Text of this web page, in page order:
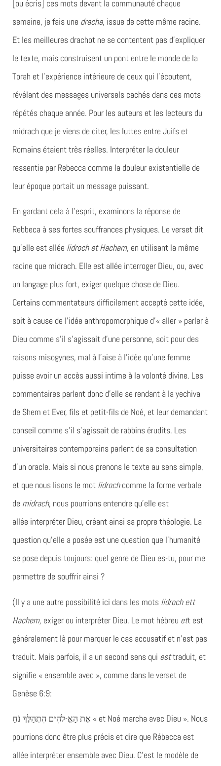
[ou écris] ces mots devant la communauté chaque
semaine, je fais une dracha, issue de cette même racine.
Et les meilleures drachot ne se contentent pas d’expliquer
le texte, mais construisent un pont entre le monde de la
Torah et l’expérience intérieure de ceux qui l’écoutent,
révélant des messages universels cachés dans ces mots
répétés chaque année. Pour les auteurs et les lecteurs du
midrach que je viens de citer, les luttes entre Juifs et
Romains étaient très réelles. Interpréter la douleur
ressentie par Rebecca comme la douleur existentielle de
leur époque portait un message puissant.
En gardant cela à l’esprit, examinons la réponse de
Rebbeca à ses fortes souffrances physiques. Le verset dit
qu’elle est allée lidroch et Hachem, en utilisant la même
racine que midrach. Elle est allée interroger Dieu, ou, avec
un langage plus fort, exiger quelque chose de Dieu.
Certains commentateurs difficilement accepté cette idée,
soit à cause de l’idée anthropomorphique d’« aller » parler à
Dieu comme s’il s’agissait d’une personne, soit pour des
raisons misogynes, mal à l’aise à l’idée qu’une femme
puisse avoir un accès aussi intime à la volonté divine. Les
commentaires parlent donc d’elle se rendant à la yechiva
de Shem et Ever, fils et petit-fils de Noé, et leur demandant
conseil comme s’il s’agissait de rabbins érudits. Les
universitaires contemporains parlent de sa consultation
d’un oracle. Mais si nous prenons le texte au sens simple,
et que nous lisons le mot lidrochcomme la forme verbale
de midrach, nous pourrions entendre qu’elle est
allée interpréter Dieu, créant ainsi sa propre théologie. La
question qu’elle a posée est une question que l’humanité
se pose depuis toujours: quel genre de Dieu es-tu, pour me
permettre de souffrir ainsi ?
(Il y a une autre possibilité ici dans les mots lidroch ett
Hachem, exiger ou interpréter Dieu. Le mot hébreu ett est
généralement là pour marquer le cas accusatif et n’est pas
traduit. Mais parfois, il a un second sens qui esttraduit, et
signifie « ensemble avec », comme dans le verset de
Genèse 6:9:
אֶת הָאֱ-לֹהִים הִתְהַלֶּךְ נֹחַ « et Noé marcha avec Dieu ». Nous
pourrions donc être plus précis et dire que Rébecca est
allée interpréter ensemble avec Dieu. C’est le modèle de